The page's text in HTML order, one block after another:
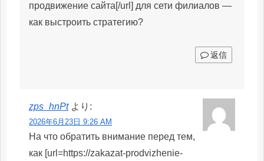
продвижение сайта[/url] для сети филиалов —
как выстроить стратегию?
返信
zps_hnPt より:
2026年6月23日 9:26 AM
На что обратить внимание перед тем,
как [url=https://zakazat-prodvizhenie-